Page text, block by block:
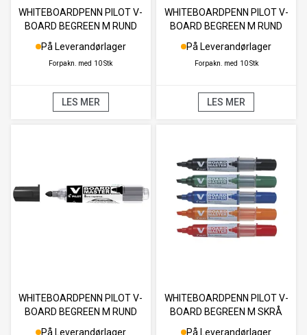
WHITEBOARDPENN PILOT V-
BOARD BEGREEN M RUND
På Leverandørlager
Forpakn. med 10 Stk
LES MER
WHITEBOARDPENN PILOT V-
BOARD BEGREEN M RUND
På Leverandørlager
Forpakn. med 10 Stk
LES MER
WHITEBOARDPENN PILOT V-
BOARD BEGREEN M RUND
På Leverandørlager
WHITEBOARDPENN PILOT V-
BOARD BEGREEN M SKRÅ
På Leverandørlager